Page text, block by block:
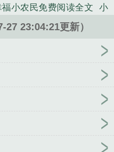
福小农民免费阅读全文
小
小农民叶凡
幸福小农民笔
新章节
幸福小农民赵晓
幸福的小
幸福的小农民 腼腆的
幸福小农民免
幸福
幸福的
27 23:04:21更新）